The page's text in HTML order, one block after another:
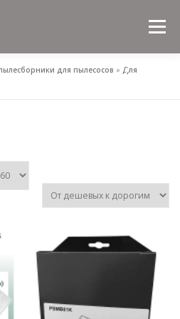
Menu
для пылесосов » Для